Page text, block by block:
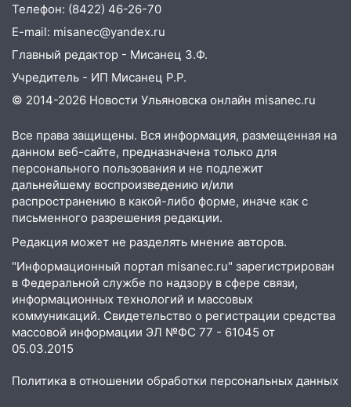
11:25 В Ульяновске ИИ будет выявлять
нарушителей на контейнерных
площадках
11:20 Ульяновская шахматистка
Валерия Клейменова выиграла два
золота в составе сборной мира
11:16 В Ульяновске открыли памятную
доску декабристу Кондратию Рылееву
10:40 В Ульяновске спасатели ночью
нашли потерявшегося в заброшенных
садах 79-летнего мужчину
10:26
На нескольких улицах Ульяновска
временно отключили холодную воду
10:14 В Ульяновске двоих участников
коррупционной схемы при ЦГКБ
отправили в колонию на 7 и 8 лет
09:52
соседними Татарстаном и Саратовской
Телефон: (8422) 46-26-70
E-mail: misanec@yandex.ru
Главный редактор - Мисанец З.Ф.
Учредитель - ИП Мисанец Р.Р.
© 2014-2026 Новости Ульяновска онлайн misanec.ru
Все права защищены. Вся информация, размещенная на
данном веб-сайте, предназначена только для
персонального пользования и не подлежит
дальнейшему воспроизведению и/или
распространению в какой-либо форме, иначе как с
письменного разрешения редакции.
Редакция может не разделять мнение авторов.
"Информационный портал misanec.ru" зарегистрирован
в Федеральной службе по надзору в сфере связи,
информационных технологий и массовых
коммуникаций. Свидетельство о регистрации средства
массовой информации ЭЛ №ФС 77 - 61045 от
05.03.2015
Политика в отношении обработки персональных данных